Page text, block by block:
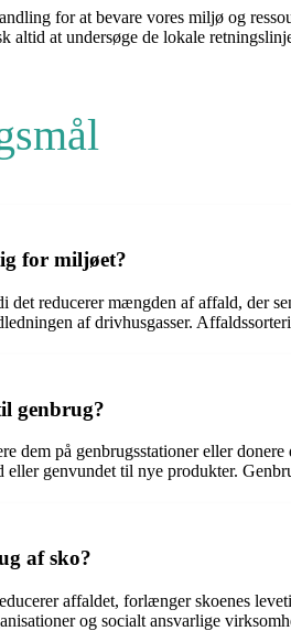
for at bevare vores miljø og
altid at undersøge de lokale
for miljøet?
reducerer mængden af affald, der
af drivhusgasser.
genbrug?
dem på genbrugsstationer eller
eller genvundet til nye produkter.
af sko?
affaldet, forlænger skoenes
og socialt ansvarlige